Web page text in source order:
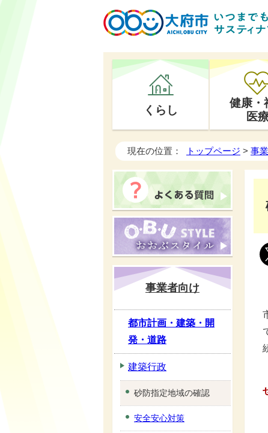
くらし
健康・
医
現在の位置： トップページ > 事
事業者向け
都市計画・建築・開
発・道路
建築行政
砂防指定地域の確認
安全安心対策